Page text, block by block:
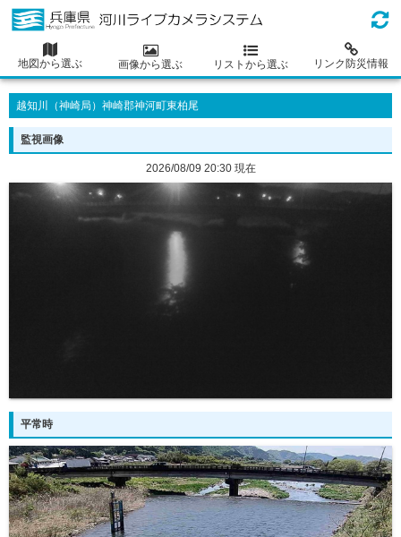
地図から選ぶ 画像から選ぶ リストから選ぶ リンク防災情報
越知川（神崎局）神崎郡神河町東柏尾
監視画像
2026/08/09 20:30 現在
平常時